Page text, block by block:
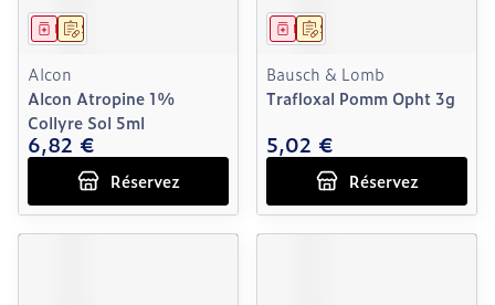
Sur prescription
Médicament
Alcon
Alcon Atropine 1%
Collyre Sol 5ml
6,82 €
Réservez
Sur prescription
Médicament
Bausch & Lomb
Trafloxal Pomm Opht 3g
5,02 €
Réservez